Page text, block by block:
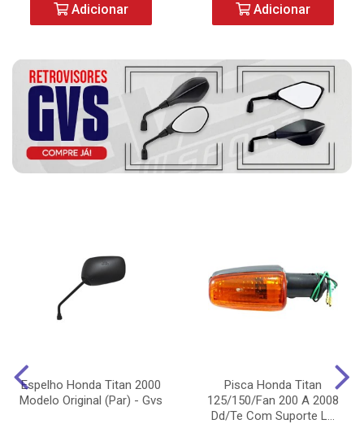
Adicionar Adicionar
Espelho Honda Titan 2000
Modelo Original (Par) - Gvs
Pisca Honda Titan
125/150/Fan 200 A 2008
Dd/Te Com Suporte L...